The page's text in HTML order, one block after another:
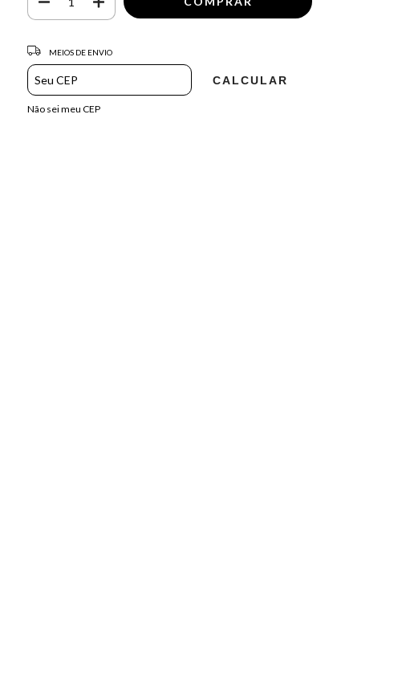
Entregas para o CEP:
MEIOS DE ENVIO
CALCULAR
Não sei meu CEP